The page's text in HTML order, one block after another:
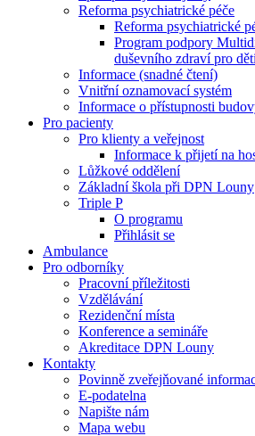
Reforma psychiatrické péče
Reforma psychiatrické
Program podpory
duševního zdraví pro
Informace (snadné čtení)
Vnitřní oznamovací systém
Informace o přístupnosti
Pro pacienty
Pro klienty a veřejnost
Informace k přijetí na
Lůžkové oddělení
Základní škola při DPN Louny
Triple P
O programu
Přihlásit se
Ambulance
Pro odborníky
Pracovní příležitosti
Vzdělávání
Rezidenční místa
Konference a semináře
Akreditace DPN Louny
Kontakty
Povinně zveřejňované
E-podatelna
Napište nám
Mapa webu